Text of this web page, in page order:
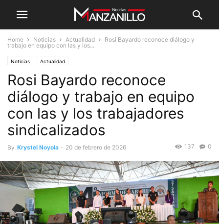
Home Noticias Actualidad
Rosi Bayardo reconoce diálogo y
trabajo en equipo con las y los...
Noticias Actualidad
Rosi Bayardo reconoce
diálogo y trabajo en equipo
con las y los trabajadores
sindicalizados
By Krystel Noyola - 20 de febrero de 2026 0
137